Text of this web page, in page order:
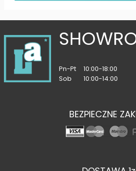
Pn-Pt
10:00-18:00
Sob
10:00-14:00
BEZPIECZNE